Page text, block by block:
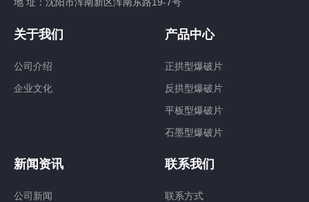
关于我们
公司介绍
企业文化
产品中心
正拱型爆破片
反拱型爆破片
平板型爆破片
石墨型爆破片
新闻资讯
公司新闻
联系我们
联系方式